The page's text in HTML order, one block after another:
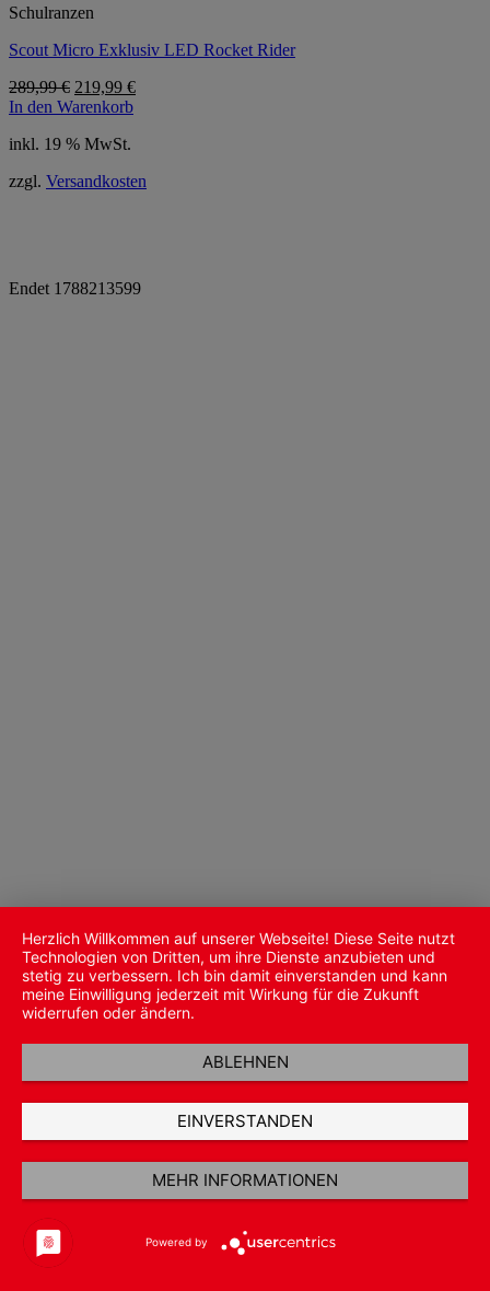
Schulranzen
Scout Micro Exklusiv LED Rocket Rider
289,99€ Ursprünglicher
Preis
289,99 €
219,99 €Aktueller
In den Warenkorb
inkl. 19 % MwSt.
zzgl. Versandkosten
Endet 1788213599
Herzlich Willkommen auf unserer Webseite! Diese Seite nutzt
Technologien von Dritten, um ihre Dienste anzubieten und
stetig zu verbessern. Ich bin damit einverstanden und kann
meine Einwilligung jederzeit mit Wirkung für die Zukunft
widerrufen oder ändern.
ABLEHNEN
EINVERSTANDEN
MEHR INFORMATIONEN
Powered by